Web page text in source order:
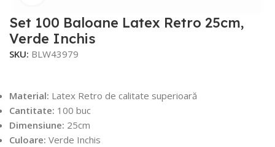
Set 100 Baloane Latex Retro 25cm,
Verde Inchis
SKU: BLW43979
Material: Latex Retro de calitate superioară
Cantitate: 100 buc
Dimensiune: 25cm
Culoare: Verde Inchis